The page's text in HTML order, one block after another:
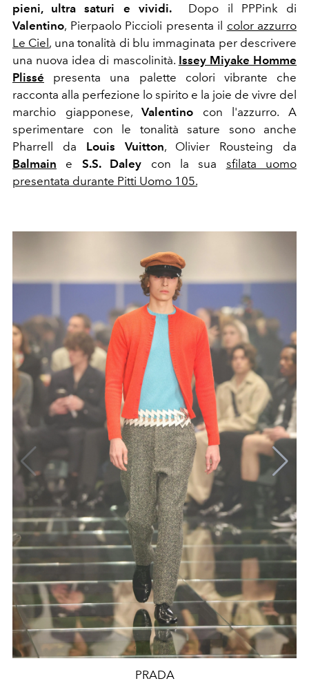
pieni, ultra saturi e vividi.Dopo il PPPink di
Valentino, Pierpaolo Piccioli presenta il color azzurro
Le Ciel, una tonalità di blu immaginata per descrivere
una nuova idea di mascolinità. Issey Miyake Homme
Plissé
presenta una palette colori vibrante che
racconta alla perfezione lo spirito e la joie de vivre del
marchio giapponese,Valentino con l'azzurro. A
sperimentare con le tonalità sature sono anche
Pharrell da Louis Vuitton, Olivier Rousteing da
Balmain e S.S. Daley con la sua sfilata uomo
presentata durante Pitti Uomo 105.
PRADA